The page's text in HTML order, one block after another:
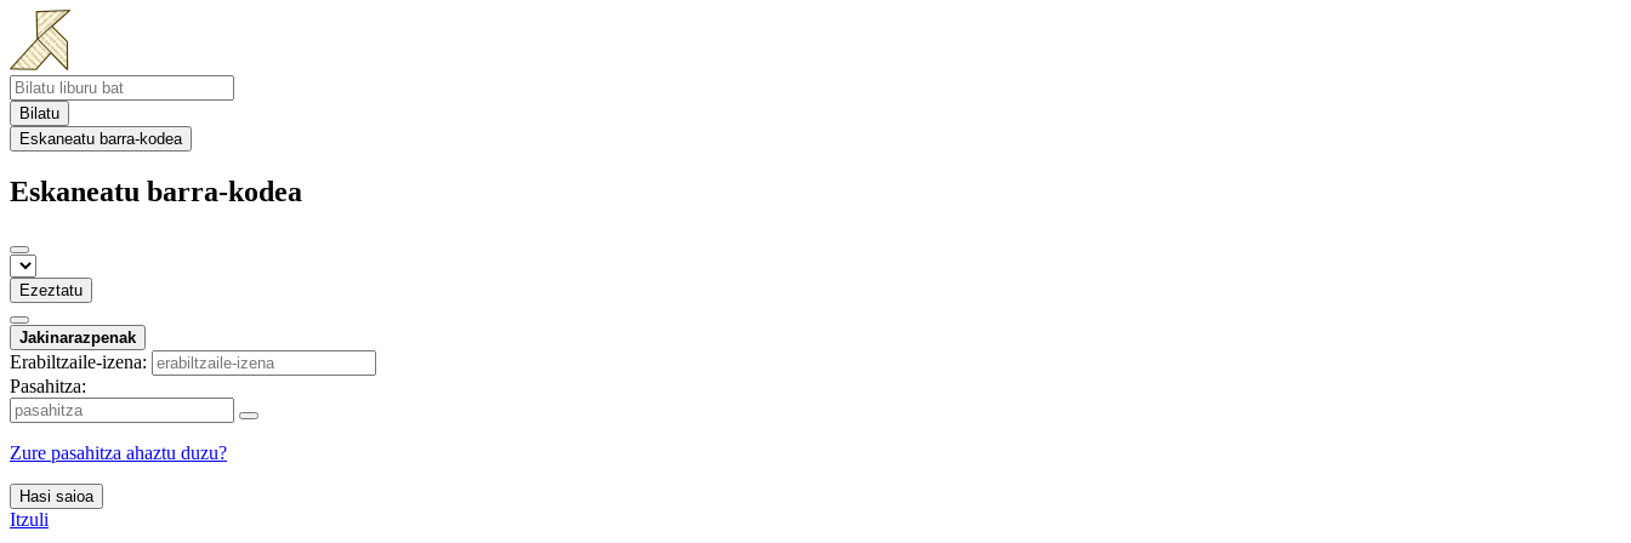
Bilatu
Eskaneatu barra-kodea
Eskaneatu barra-kodea
Ezeztatu
Jakinarazpenak
Erabiltzaile-izena:
Pasahitza:
Zure pasahitza ahaztu duzu?
Hasi saioa
Itzuli